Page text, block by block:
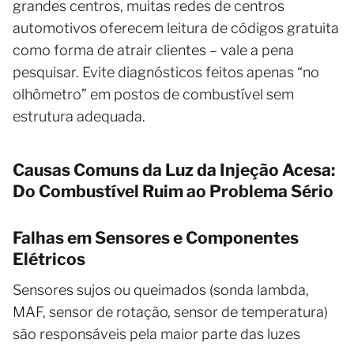
grandes centros, muitas redes de centros
automotivos oferecem leitura de códigos gratuita
como forma de atrair clientes – vale a pena
pesquisar. Evite diagnósticos feitos apenas “no
olhômetro” em postos de combustível sem
estrutura adequada.
Causas Comuns da Luz da Injeção Acesa:
Do Combustível Ruim ao Problema Sério
Falhas em Sensores e Componentes
Elétricos
Sensores sujos ou queimados (sonda lambda,
MAF, sensor de rotação, sensor de temperatura)
são responsáveis pela maior parte das luzes